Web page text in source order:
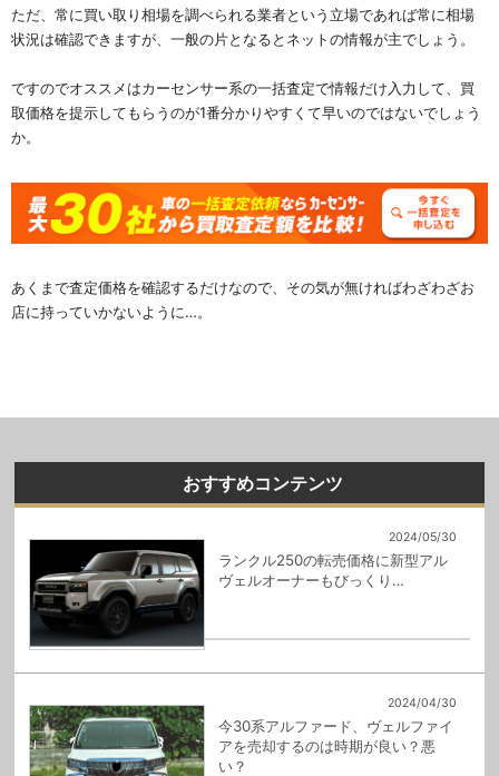
ただ、常に買い取り相場を調べられる業者という立場であれば常に相場
状況は確認できますが、一般の片となるとネットの情報が主でしょう。
ですのでオススメはカーセンサー系の一括査定で情報だけ入力して、買
取価格を提示してもらうのが1番分かりやすくて早いのではないでしょう
か。
あくまで査定価格を確認するだけなので、その気が無ければわざわざお
店に持っていかないように…。
おすすめコンテンツ
2024/05/30
ランクル250の転売価格に新型アル
ヴェルオーナーもびっくり…
2024/04/30
今30系アルファード、ヴェルファイ
アを売却するのは時期が良い？悪
い？